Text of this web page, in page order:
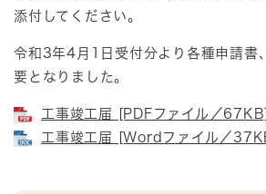
添付してください。
令和3年4月1日受付分より各種申請書
要となりました。
工事竣工届 [PDFファイル／67KB]
工事竣工届 [Wordファイル／